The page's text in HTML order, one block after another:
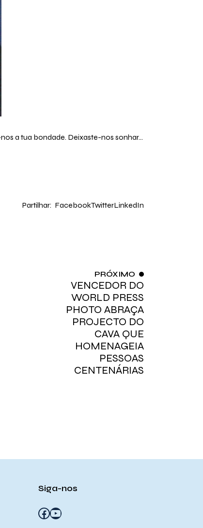
a tua bondade. Deixaste-nos sonhar…
Partilhar: FacebookTwitterLinkedIn
PRÓXIMO
VENCEDOR DO
WORLD PRESS
PHOTO ABRAÇA
PROJECTO DO
CAVA QUE
HOMENAGEIA
PESSOAS
CENTENÁRIAS
Siga-nos
Facebook
YouTube